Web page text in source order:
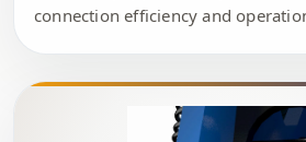
connection efficiency and